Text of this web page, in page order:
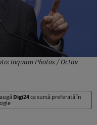
Inquam Photos / Octav
Digi24ca sursă preferată în